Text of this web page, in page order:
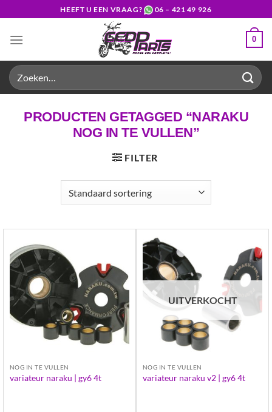
naar
inhoud
HEEFT U EEN VRAAG? 06 – 421 49 926
0
Zoeken
naar:
PRODUCTEN GETAGGED “NARAKU
NOG IN TE VULLEN”
FILTER
NOG IN TE VULLEN
variateur naraku | gy6 4t
UITVERKOCHT
NOG IN TE VULLEN
variateur naraku v2 | gy6 4t